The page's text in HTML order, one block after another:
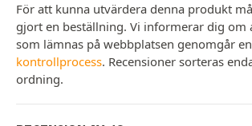
För att kunna utvärdera denna produkt
gjort en beställning. Vi informerar dig om
som lämnas på webbplatsen genomgår en
kontrollprocess. Recensioner sorteras
ordning.